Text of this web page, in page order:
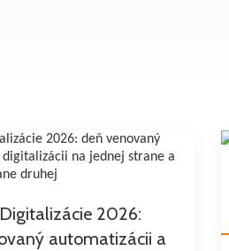
2026:
automatizácii a